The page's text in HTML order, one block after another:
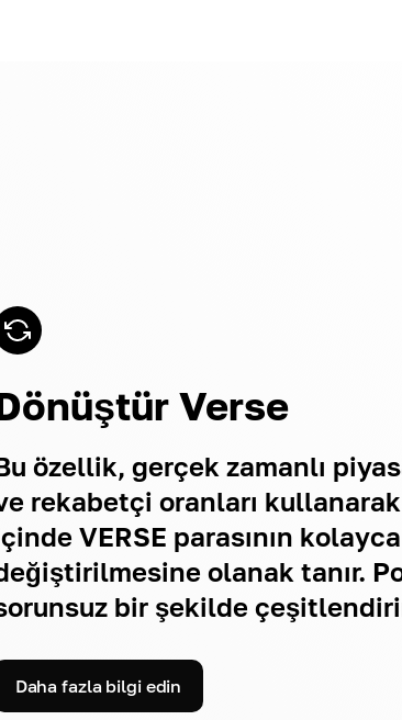
Verse
özellik, gerçek zamanlı
rekabetçi oranları
VERSE parasının kolayca
olanak tanır.
bir şekilde
Daha fazla bilgi edin